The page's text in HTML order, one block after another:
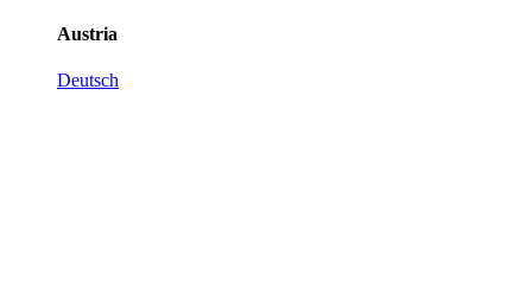
Austria
Deutsch